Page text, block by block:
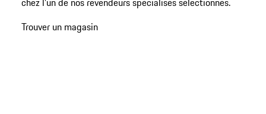
galerie
produits
Trouver un magasin